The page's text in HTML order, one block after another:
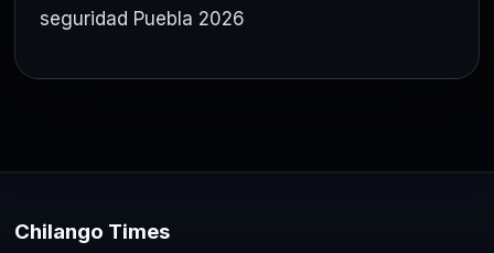
seguridad Puebla 2026
Chilango Times